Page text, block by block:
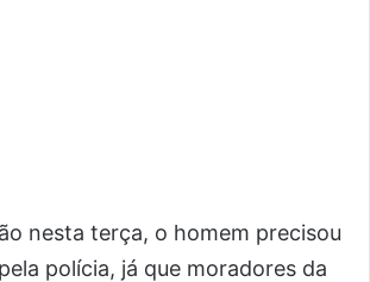
nesta terça, o homem precisou
polícia, já que moradores da